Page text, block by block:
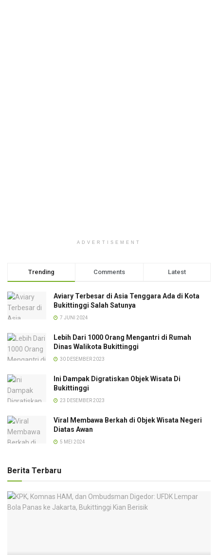
ADVERTISEMENT
Trending Comments Latest
Aviary Terbesar di Asia Tenggara Ada di Kota
Bukittinggi Salah Satunya
7 JUNI 2024
Lebih Dari 1000 Orang Mengantri di Rumah
Dinas Walikota Bukittinggi
30 DESEMBER 2023
Ini Dampak Digratiskan Objek Wisata Di
Bukittinggi
23 DESEMBER 2023
Viral Membawa Berkah di Objek Wisata Negeri
Diatas Awan
5 MEI 2024
Berita Terbaru